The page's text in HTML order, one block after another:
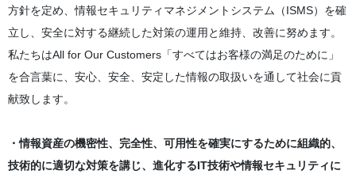
方針を定め、情報セキュリティマネジメントシステム（ISMS）を確
立し、安全に対する継続した対策の運用と維持、改善に努めます。
私たちはAll for Our Customers「すべてはお客様の満足のために」
を合言葉に、安心、安全、安定した情報の取扱いを通して社会に貢
献致します。
・情報資産の機密性、完全性、可用性を確実にするために組織的、
技術的に適切な対策を講じ、進化するIT技術や情報セキュリティに